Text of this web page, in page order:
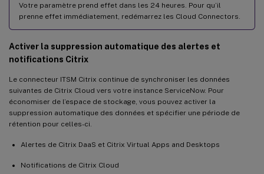
Votre paramètre prend effet dans les 24 heures. Pour qu’il
prenne effet immédiatement, redémarrez les Cloud Connectors.
Activer la suppression automatique des alertes et
notifications Citrix
Le connecteur ITSM Citrix continue de synchroniser les données
suivantes de Citrix Cloud vers votre instance ServiceNow. Pour
économiser de l’espace de stockage, vous pouvez activer la
suppression automatique des données et spécifier une période de
rétention pour celles-ci.
Alertes de Citrix DaaS et Citrix Virtual Apps and Desktops
Notifications de Citrix Cloud